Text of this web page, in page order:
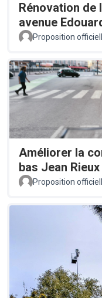
Rénovation de
avenue
Proposition
Améliorer la
bas Jean Rieux
Proposition